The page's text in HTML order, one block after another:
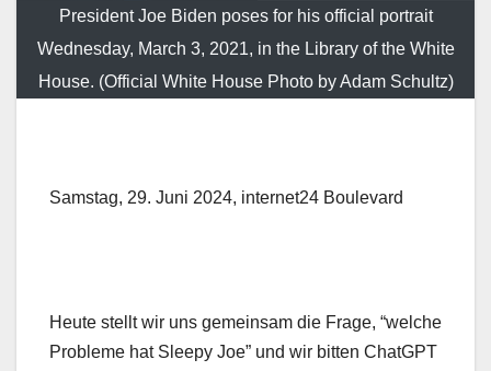
President Joe Biden poses for his official portrait
Wednesday, March 3, 2021, in the Library of the White
House. (Official White House Photo by Adam Schultz)
Samstag, 29. Juni 2024, internet24 Boulevard
Heute stellt wir uns gemeinsam die Frage, “welche
Probleme hat Sleepy Joe” und wir bitten ChatGPT